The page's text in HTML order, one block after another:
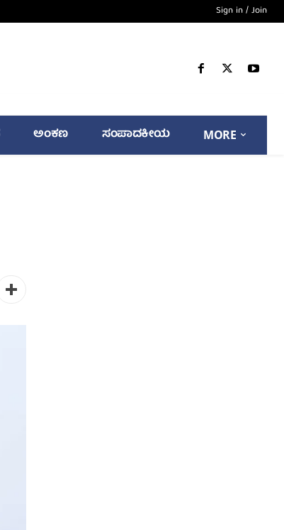
Sign in / Join
ಅಂಕಣ ಸಂಪಾದಕೀಯ MORE